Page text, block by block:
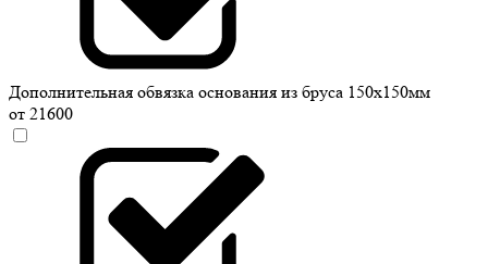
Дополнительная обвязка основания из бруса 150х150мм
от 21600